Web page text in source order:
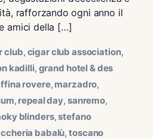
rafforzando ogni anno il
amici della […]
club, cigar club association,
kadilli, grand hotel & des
rovere, marzadro,
, repeal day, sanremo,
blinders,stefano
babalù,toscano